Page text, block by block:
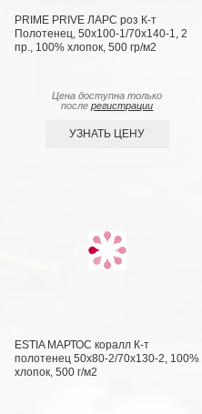
PRIME PRIVE ЛАРС роз К-т
Полотенец, 50x100-1/70х140-1, 2
пр., 100% хлопок, 500 гр/м2
Цена доступна только
послерегистрации
УЗНАТЬ ЦЕНУ
ESTIA МАРТОС коралл К-т
полотенец 50х80-2/70х130-2, 100%
хлопок, 500 г/м2